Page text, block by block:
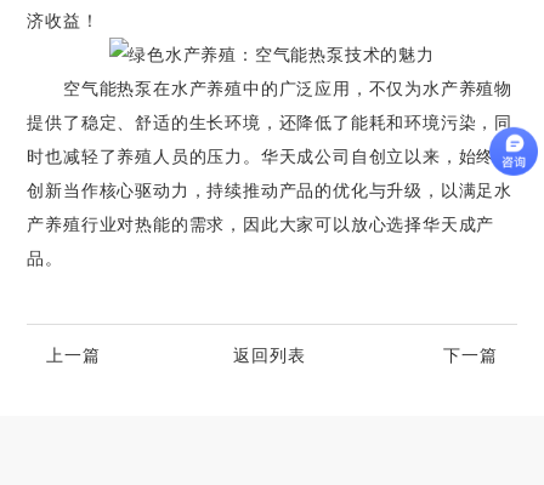
济收益！
空气能热泵在水产养殖中的广泛应用，不仅为水产养殖物
提供了稳定、舒适的生长环境，还降低了能耗和环境污染，同
时也减轻了养殖人员的压力。华天成公司自创立以来，始终把
创新当作核心驱动力，持续推动产品的优化与升级，以满足水
产养殖行业对热能的需求，因此大家可以放心选择华天成产
品。
上一篇 返回列表 下一篇